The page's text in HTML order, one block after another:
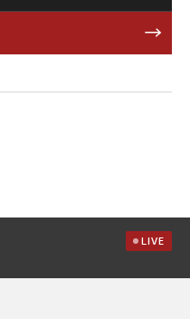
sogna la storica
un vincitore
posati sul talentino
vigilia a cura di
LIVE